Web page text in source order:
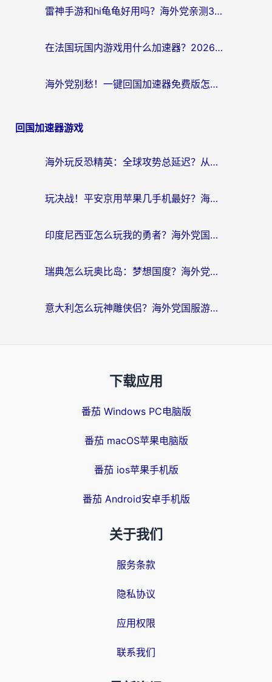
雷神手游和hi龟龟好用吗？海外党亲测3款回国加速器，教你选对国外到国内加速器
在法国玩国内游戏用什么加速器？2026实测解决延迟卡顿的实用指南
海外党别愁！一键回国加速器免费版怎么选？从踩坑到流畅访问的全攻略
回国加速器游戏
海外玩反恐精英：全球攻势总延迟？从瑞典玩神武4到外国玩黎明觉醒，选对加速器才是关键！
玩决战！平安京用苹果几手机最好？海外党必看的设备+加速器双攻略
印度尼西亚怎么玩我的勇者？海外党国服游戏加速避坑指南（附实况五行师解决方案）
瑞典怎么玩奥比岛：梦想国度？海外党亲测有效的国服游戏加速全攻略
意大利怎么玩神雕侠侣？海外党国服游戏加速终极指南（附欧洲玩王者王国保卫战4不卡技巧）
下载应用
番茄 Windows PC电脑版
番茄 macOS苹果电脑版
番茄 ios苹果手机版
番茄 Android安卓手机版
关于我们
服务条款
隐私协议
应用权限
联系我们